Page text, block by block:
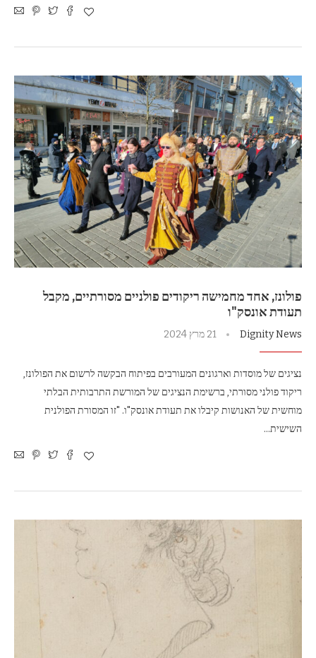
פולונז, אחד מחמישה ריקודים פולניים מסורתיים, מקבל
תעודת אונסק"ו
Dignity News 21 מרץ 2024
נציגים של מוסדות וארגונים המעורבים בפיתוח הבקשה לרשום את הפולונז,
ריקוד פולני מסורתי, ברשימת הנציגים של המורשת התרבותית הבלתי
מוחשית של האנושות קיבלו את תעודת אונסק"ו. "זו המסורת הפולנית
השישית…